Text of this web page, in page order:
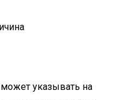
указывать на